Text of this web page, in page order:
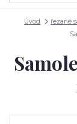
Úvod řezané